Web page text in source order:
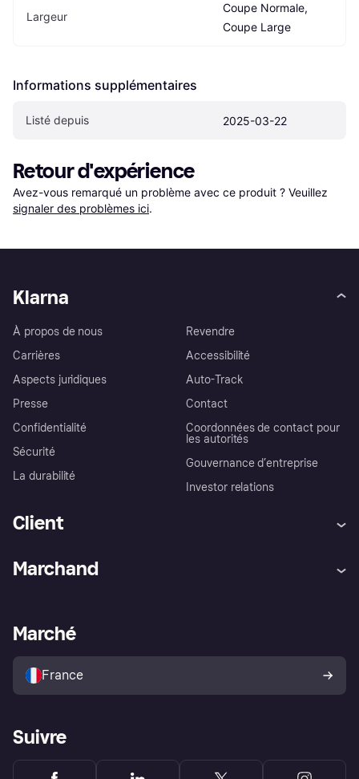
Largeur
Coupe Normale,
Coupe Large
Informations supplémentaires
Listé depuis 2025-03-22
Retour d'expérience
Avez-vous remarqué un problème avec ce produit ? Veuillez
signaler des problèmes ici.
Klarna
À propos de nous
Carrières
Aspects juridiques
Presse
Confidentialité
Sécurité
La durabilité
Revendre
Accessibilité
Auto-Track
Contact
Coordonnées de contact pour
les autorités
Gouvernance d’entreprise
Investor relations
Client
Explorez les magasins
Politique de protection de
l’acheteur Klarna
Marchand
Portail Marchand
Marché
France
Suivre